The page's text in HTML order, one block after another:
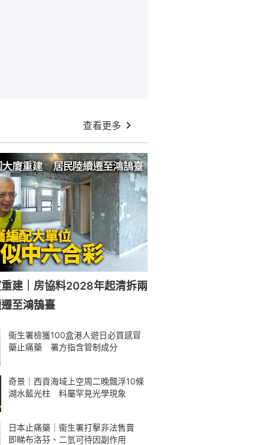
查看更多
建｜房協料2028年起清拆兩
至鴻鵠臺
衞生署檢獲100盒港人遊日必買感冒
藥止痛藥 署方指含管制成分
奇景｜西貢海域上空周二晚飄浮10條
湖水藍光柱 料屬罕見光學現象
日本止痛藥｜衞生署打擊非法售賣
即睇布洛芬、二氫可待因副作用